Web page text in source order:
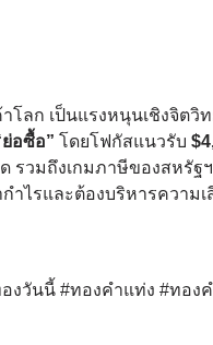
โลก เป็นแรงหนุนเชิงจิตวิ
ย่อซื้อ” โดยโฟกัสแนวรับ
วมถึงเกมภาษีของสหรัฐฯ
ำไรและต้องบริหารความเ
งวันนี้ #ทองคำแท่ง #ทอง